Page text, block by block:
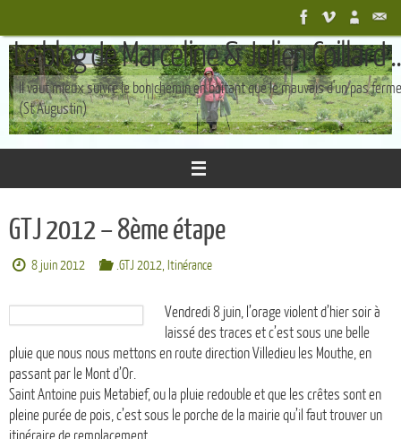
contenu
Le blog de Marceline & Julien Coillard
Il vaut mieux suivre le bon chemin en boîtant que le mauvais d'un pas ferme
(St Augustin)
GTJ 2012 – 8ème étape
8 juin 2012 .GTJ 2012, Itinérance
Vendredi 8 juin, l’orage violent d’hier soir à
laissé des traces et c’est sous une belle
pluie que nous nous mettons en route direction Villedieu les Mouthe, en
passant par le Mont d’Or.
Saint Antoine puis Metabief, ou la pluie redouble et que les crêtes sont en
pleine purée de pois, c’est sous le porche de la mairie qu’il faut trouver un